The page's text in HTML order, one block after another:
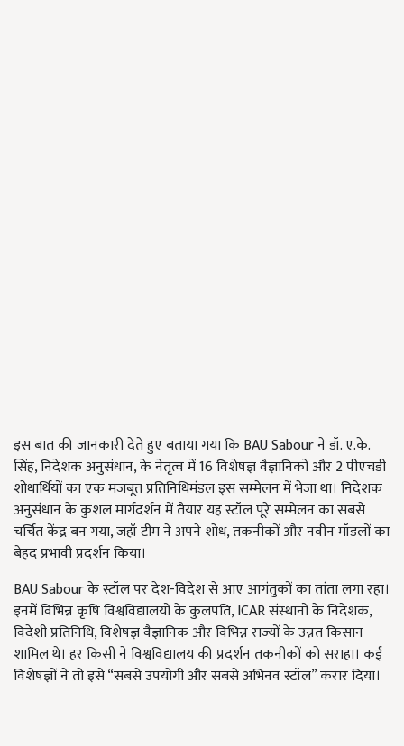
इस बात की जानकारी देते हुए बताया गया कि BAU Sabour ने डॉ. ए.के.
सिंह, निदेशक अनुसंधान, के नेतृत्व में 16 विशेषज्ञ वैज्ञानिकों और 2 पीएचडी
शोधार्थियों का एक मजबूत प्रतिनिधिमंडल इस सम्मेलन में भेजा था। निदेशक
अनुसंधान के कुशल मार्गदर्शन में तैयार यह स्टॉल पूरे सम्मेलन का सबसे
चर्चित केंद्र बन गया, जहाँ टीम ने अपने शोध, तकनीकों और नवीन मॉडलों का
बेहद प्रभावी प्रदर्शन किया।
BAU Sabour के स्टॉल पर देश-विदेश से आए आगंतुकों का तांता लगा रहा।
इनमें विभिन्न कृषि विश्वविद्यालयों के कुलपति, ICAR संस्थानों के निदेशक,
विदेशी प्रतिनिधि, विशेषज्ञ वैज्ञानिक और विभिन्न राज्यों के उन्नत किसान
शामिल थे। हर किसी ने विश्वविद्यालय की प्रदर्शन तकनीकों को सराहा। कई
विशेषज्ञों ने तो इसे “सबसे उपयोगी और सबसे अभिनव स्टॉल” करार दिया।